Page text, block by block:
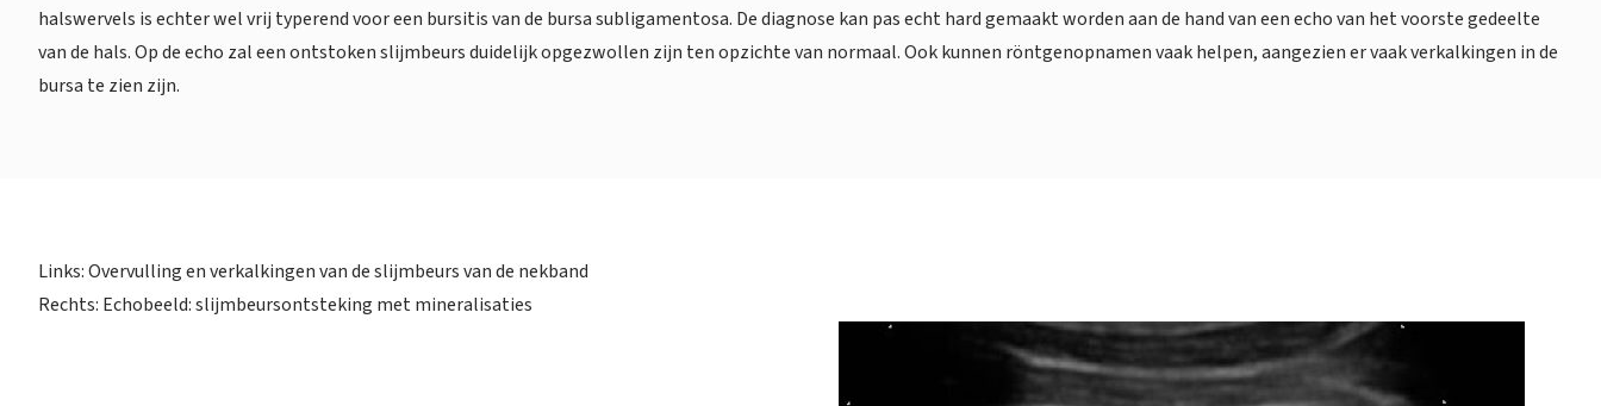
halswervels is echter wel vrij typerend voor een bursitis van de bursa subligamentosa. De diagnose kan pas echt hard gemaakt worden aan de hand van een echo van het voorste gedeelte
van de hals. Op de echo zal een ontstoken slijmbeurs duidelijk opgezwollen zijn ten opzichte van normaal. Ook kunnen röntgenopnamen vaak helpen, aangezien er vaak verkalkingen in de
bursa te zien zijn.
Links: Overvulling en verkalkingen van de slijmbeurs van de nekband
Rechts: Echobeeld: slijmbeursontsteking met mineralisaties